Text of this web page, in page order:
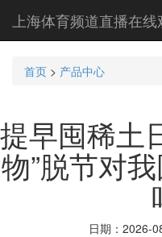
上海体育频道直播在
首页 > 产品中心
提早囤稀土
物”脱节对
日期：2026-